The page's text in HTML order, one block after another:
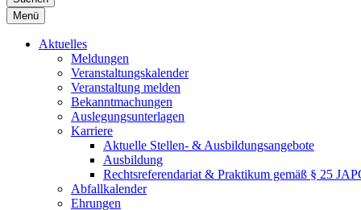
Menü
Aktuelles
Meldungen
Veranstaltungskalender
Veranstaltung melden
Bekanntmachungen
Auslegungsunterlagen
Karriere
Aktuelle Stellen- & Ausbildungsangebote
Ausbildung
Rechtsreferendariat & Praktikum gemäß § 25
Abfallkalender
Ehrungen